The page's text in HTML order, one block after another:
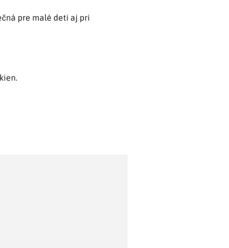
pre malé deti aj pri